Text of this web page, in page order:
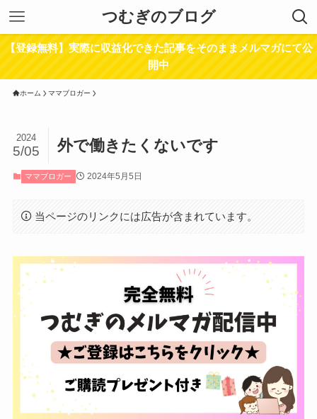
つむぎのブログ
【登録無料】実際に収益化できた記事をそのままメルマガにて公
開中
ホーム ママブロガー
外で働きたくないです
2024
5/05
ママブロガー 2024年5月5日
当ページのリンクには広告が含まれています。